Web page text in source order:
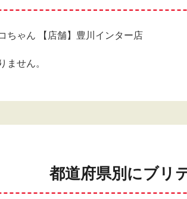
ちゃん 【店舗】豊川インター店
ません。
都道府県別にブリ